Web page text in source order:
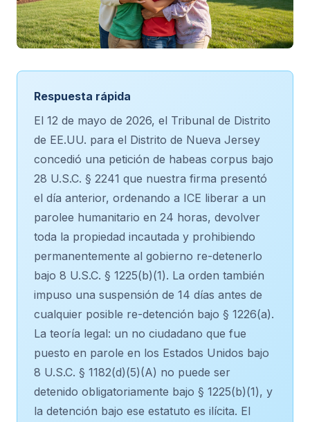
Respuesta rápida
El 12 de mayo de 2026, el Tribunal de Distrito
de EE.UU. para el Distrito de Nueva Jersey
concedió una petición de habeas corpus bajo
28 U.S.C. § 2241 que nuestra firma presentó
el día anterior, ordenando a ICE liberar a un
parolee humanitario en 24 horas, devolver
toda la propiedad incautada y prohibiendo
permanentemente al gobierno re-detenerlo
bajo 8 U.S.C. § 1225(b)(1). La orden también
impuso una suspensión de 14 días antes de
cualquier posible re-detención bajo § 1226(a).
La teoría legal: un no ciudadano que fue
puesto en parole en los Estados Unidos bajo
8 U.S.C. § 1182(d)(5)(A) no puede ser
detenido obligatoriamente bajo § 1225(b)(1), y
la detención bajo ese estatuto es ilícita. El